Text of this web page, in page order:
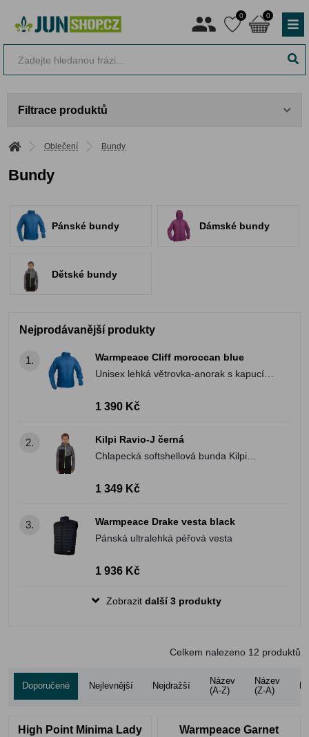
0 0
Filtrace produktů
Oblečení Bundy
Bundy
Pánské bundy Dámské bundy
Dětské bundy
Nejprodávanější produkty
1.
Warmpeace Cliff moroccan blue
Unisex lehká větrovka-anorak s kapucí v
1 390 Kč
2.
Kilpi Ravio-J černá
Chlapecká softshellová bunda Kilpi
1 349 Kč
3.
Warmpeace Drake vesta black
Pánská ultralehká péřová vesta
1 936 Kč
Zobrazit další 3 produkty
Celkem nalezeno 12 produktů
Doporučené Nejlevnější Nejdražší
Název
(A-Z)
Název
(Z-A)
High Point Minima Lady
Warmpeace Garnet